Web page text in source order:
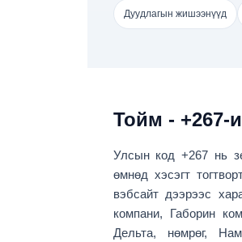
Дуудлагын жишээнүүд
Тойм - +267-
Улсын код+267 нь
өмнөд хэсэгт
вэбсайт дээрээс
компани, Габорин
Дельта, нөмрөг,